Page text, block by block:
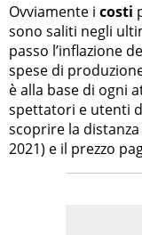
Ovviamente i costi
sono saliti negli
passo l’inflazione
spese di
è alla base di ogni
spettatori e utenti
scoprire la
2021) e il prezzo